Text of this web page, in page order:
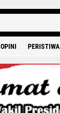
OPINI PERISTIWA